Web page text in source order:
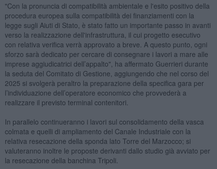
"Con la pronuncia di compatibilità ambientale e l'esito positivo della
procedura europea sulla compatibilità dei finanziamenti con la
legge sugli Aiuti di Stato, è stato fatto un importante passo in avanti
verso la realizzazione dell'infrastruttura, il cui progetto esecutivo
con relativa verifica verrà approvato a breve. A questo punto, ogni
sforzo sarà dedicato per cercare di consegnare i lavori a mare alle
imprese aggiudicatrici dell’appalto", ha affermato Guerrieri durante
la seduta del Comitato di Gestione, aggiungendo che nel corso del
2025 si svolgerà peraltro la preparazione della specifica gara per
l’individuazione dell’operatore economico che provvederà a
realizzare il previsto terminal contenitori.
In parallelo continueranno i lavori sul consolidamento della vasca
colmata e quelli di ampliamento del Canale Industriale con la
relativa resecazione della sponda lato Torre del Marzocco; si
valuteranno inoltre le proposte derivanti dallo studio già avviato per
la resecazione della banchina Tripoli.